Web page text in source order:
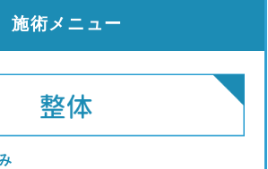
施術メニュー